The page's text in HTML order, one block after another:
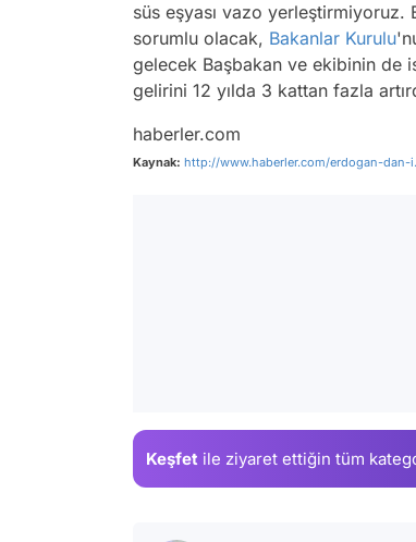
süs eşyası vazo yerleştirmiyoruz.
sorumlu olacak, Bakanlar Kurulu
gelecek Başbakan ve ekibinin de
gelirini 12 yılda 3 kattan fazla
haberler.com
Kaynak: http://www.haberler.com/erdogan-dan-
Keşfet ile ziyaret ettiğin tüm